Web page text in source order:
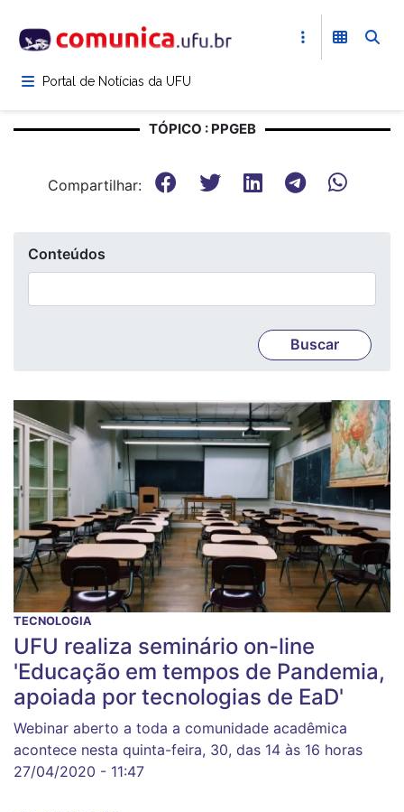
para
conteúdoPortal de Notícias da UFU
TÓPICO : PPGEB
Compartilhar:
Conteúdos
TECNOLOGIA
UFU realiza seminário on-line
'Educação em tempos de Pandemia,
apoiada por tecnologias de EaD'
Webinar aberto a toda a comunidade acadêmica
acontece nesta quinta-feira, 30, das 14 às 16 horas
27/04/2020 - 11:47